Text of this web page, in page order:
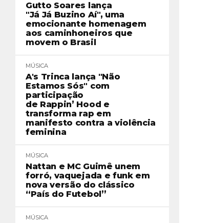
Gutto Soares lança
"Já Já Buzino Aí", uma
emocionante homenagem
aos caminhoneiros que
movem o Brasil
MÚSICA
A's Trinca lança "Não
Estamos Sós" com
participação
de Rappin’ Hood e
transforma rap em
manifesto contra a violência
feminina
MÚSICA
Nattan e MC Guimê unem
forró, vaquejada e funk em
nova versão do clássico
“País do Futebol”
MÚSICA